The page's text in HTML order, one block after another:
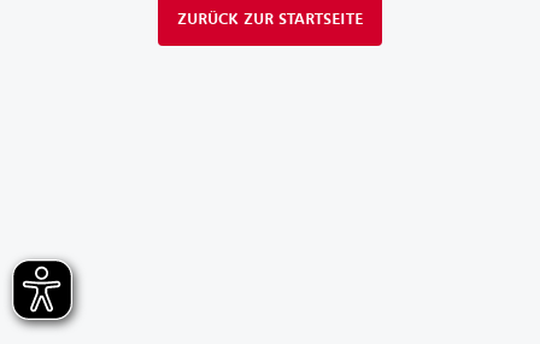
ZURÜCK ZUR STARTSEITE